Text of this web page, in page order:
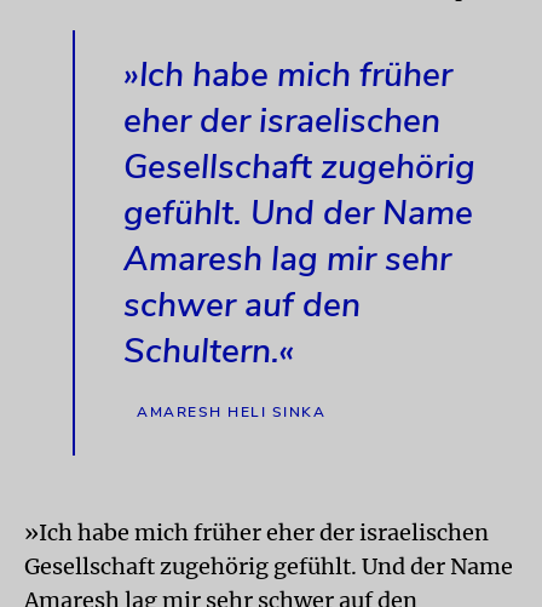
»Ich habe mich früher
eher der israelischen
Gesellschaft zugehörig
gefühlt. Und der Name
Amaresh lag mir sehr
schwer auf den
Schultern.«
AMARESH HELI SINKA
»Ich habe mich früher eher der israelischen
Gesellschaft zugehörig gefühlt. Und der Name
Amaresh lag mir sehr schwer auf den